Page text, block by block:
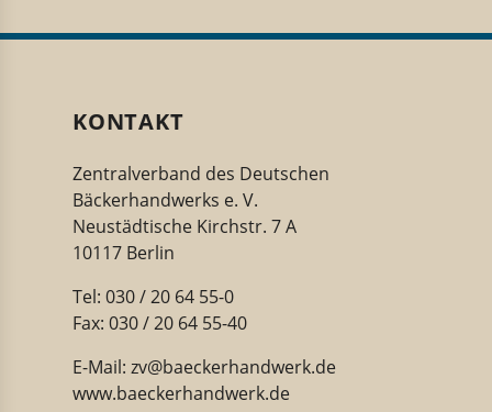
KONTAKT
Zentralverband des Deutschen
Bäckerhandwerks e. V.
Neustädtische Kirchstr. 7 A
10117 Berlin
Tel: 030 / 20 64 55-0
Fax: 030 / 20 64 55-40
E-Mail: zv@baeckerhandwerk.de
www.baeckerhandwerk.de